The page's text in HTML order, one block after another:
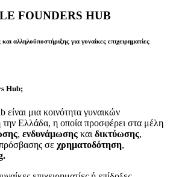
FOUNDERS HUB
αλληλοϋποστήριξης για γυναίκες επιχειρηματίες
Hub;
μια κοινότητα γυναικών
την Ελλάδα, η οποία προσφέρει στα μέλη
, ενδυνάμωσης και δικτύωσης,
σε χρηματοδότηση,